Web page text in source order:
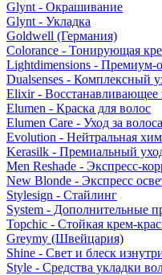
Glynt - Окрашивание
Glynt - Укладка
Goldwell (Германия)
Colorance - Тонирующая
Lightdimensions - Премиум-
Dualsenses - Комплексный
Elixir - Восстанавливающее
Elumen - Краска для волос
Elumen Care - Уход за
Evolution - Нейтральная
Kerasilk - Премиальный
Men Reshade - Экспресс-
New Blonde - Экспресс
Stylesign - Стайлинг
System - Дополнительные
Topchic - Стойкая крем-
Greymy (Швейцария)
Shine - Свет и блеск
Style - Средства укладки